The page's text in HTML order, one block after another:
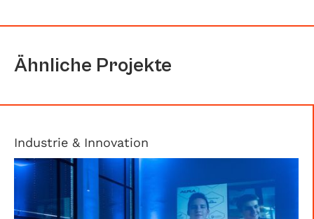
Ähnliche Projekte
Industrie & Innovation